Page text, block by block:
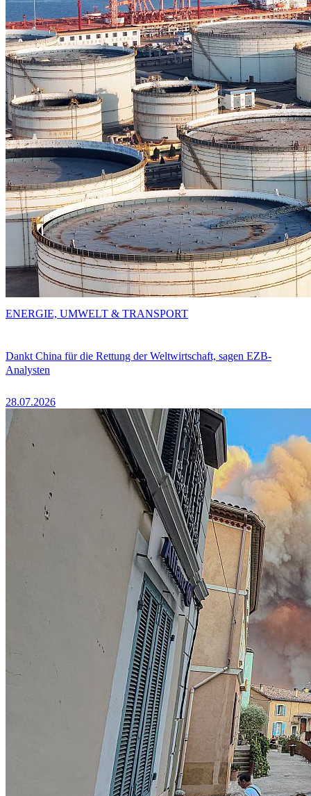
Dankt China für die Rettung der Weltwirtschaft, sagen EZB-
Analysten
28.07.2026
ENERGIE, UMWELT & TRANSPORT